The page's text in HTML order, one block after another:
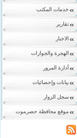
خدمات المكتب
تقارير
الاخبار
الهجرة والجوازات
أدارة المرور
بيانات وإحصائيات
سجل الزوار
موقع محافظة حضرموت